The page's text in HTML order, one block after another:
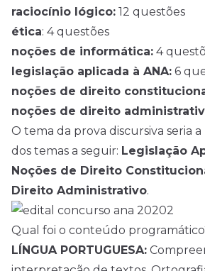
raciocínio lógico: 12 questões
ética: 4 questões
noções de informática: 4
legislação aplicada à ANA: 6
noções de direito
noções de direito
O tema da prova discursiva seria
dos temas a seguir: Legislação
Noções de Direito
Direito Administrativo.
Qual foi o conteúdo
LÍNGUA PORTUGUESA: